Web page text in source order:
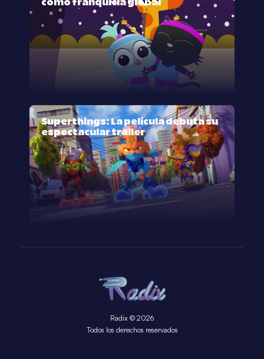
como franquicia global
Superthings: La película debuta su
espectacular trailer
Radix © 2026
Todos los derechos reservados